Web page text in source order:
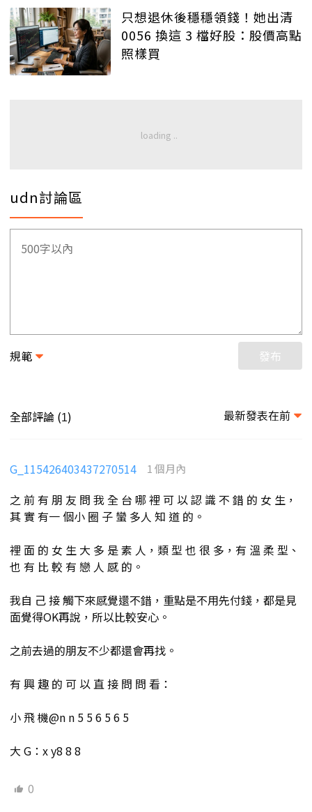
只想退休後穩穩領錢！她出清
0056 換這 3 檔好股：股價高點
照樣買
udn討論區
規範 發布
全部評論 (1) 最新發表在前
G_115426403437270514 1 個月內
之 前 有 朋 友 問 我 全 台 哪 裡 可 以 認 識 不 錯 的 女 生，
其 實 有一 個小 圈 子 蠻 多人 知 道 的。
裡 面 的 女 生 大 多 是 素 人，類 型 也 很 多，有 溫 柔 型、
也 有 比 較 有 戀 人 感 的。
我自 己 接 觸下來感覺還不錯，重點是不用先付錢，都是見
面覺得OK再說，所以比較安心。
之前去過的朋友不少都還會再找。
有 興 趣 的 可 以 直 接 問 問 看：
小 飛 機@n n 5 5 6 5 6 5
大 G：x y8 8 8
0